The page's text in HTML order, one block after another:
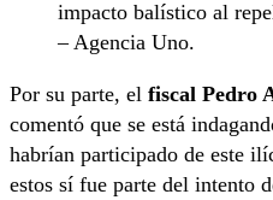
impacto balístico al
– Agencia Uno.
Por su parte, el fiscal Pedro
comentó que se está
habrían participado de este
estos sí fue parte del intento